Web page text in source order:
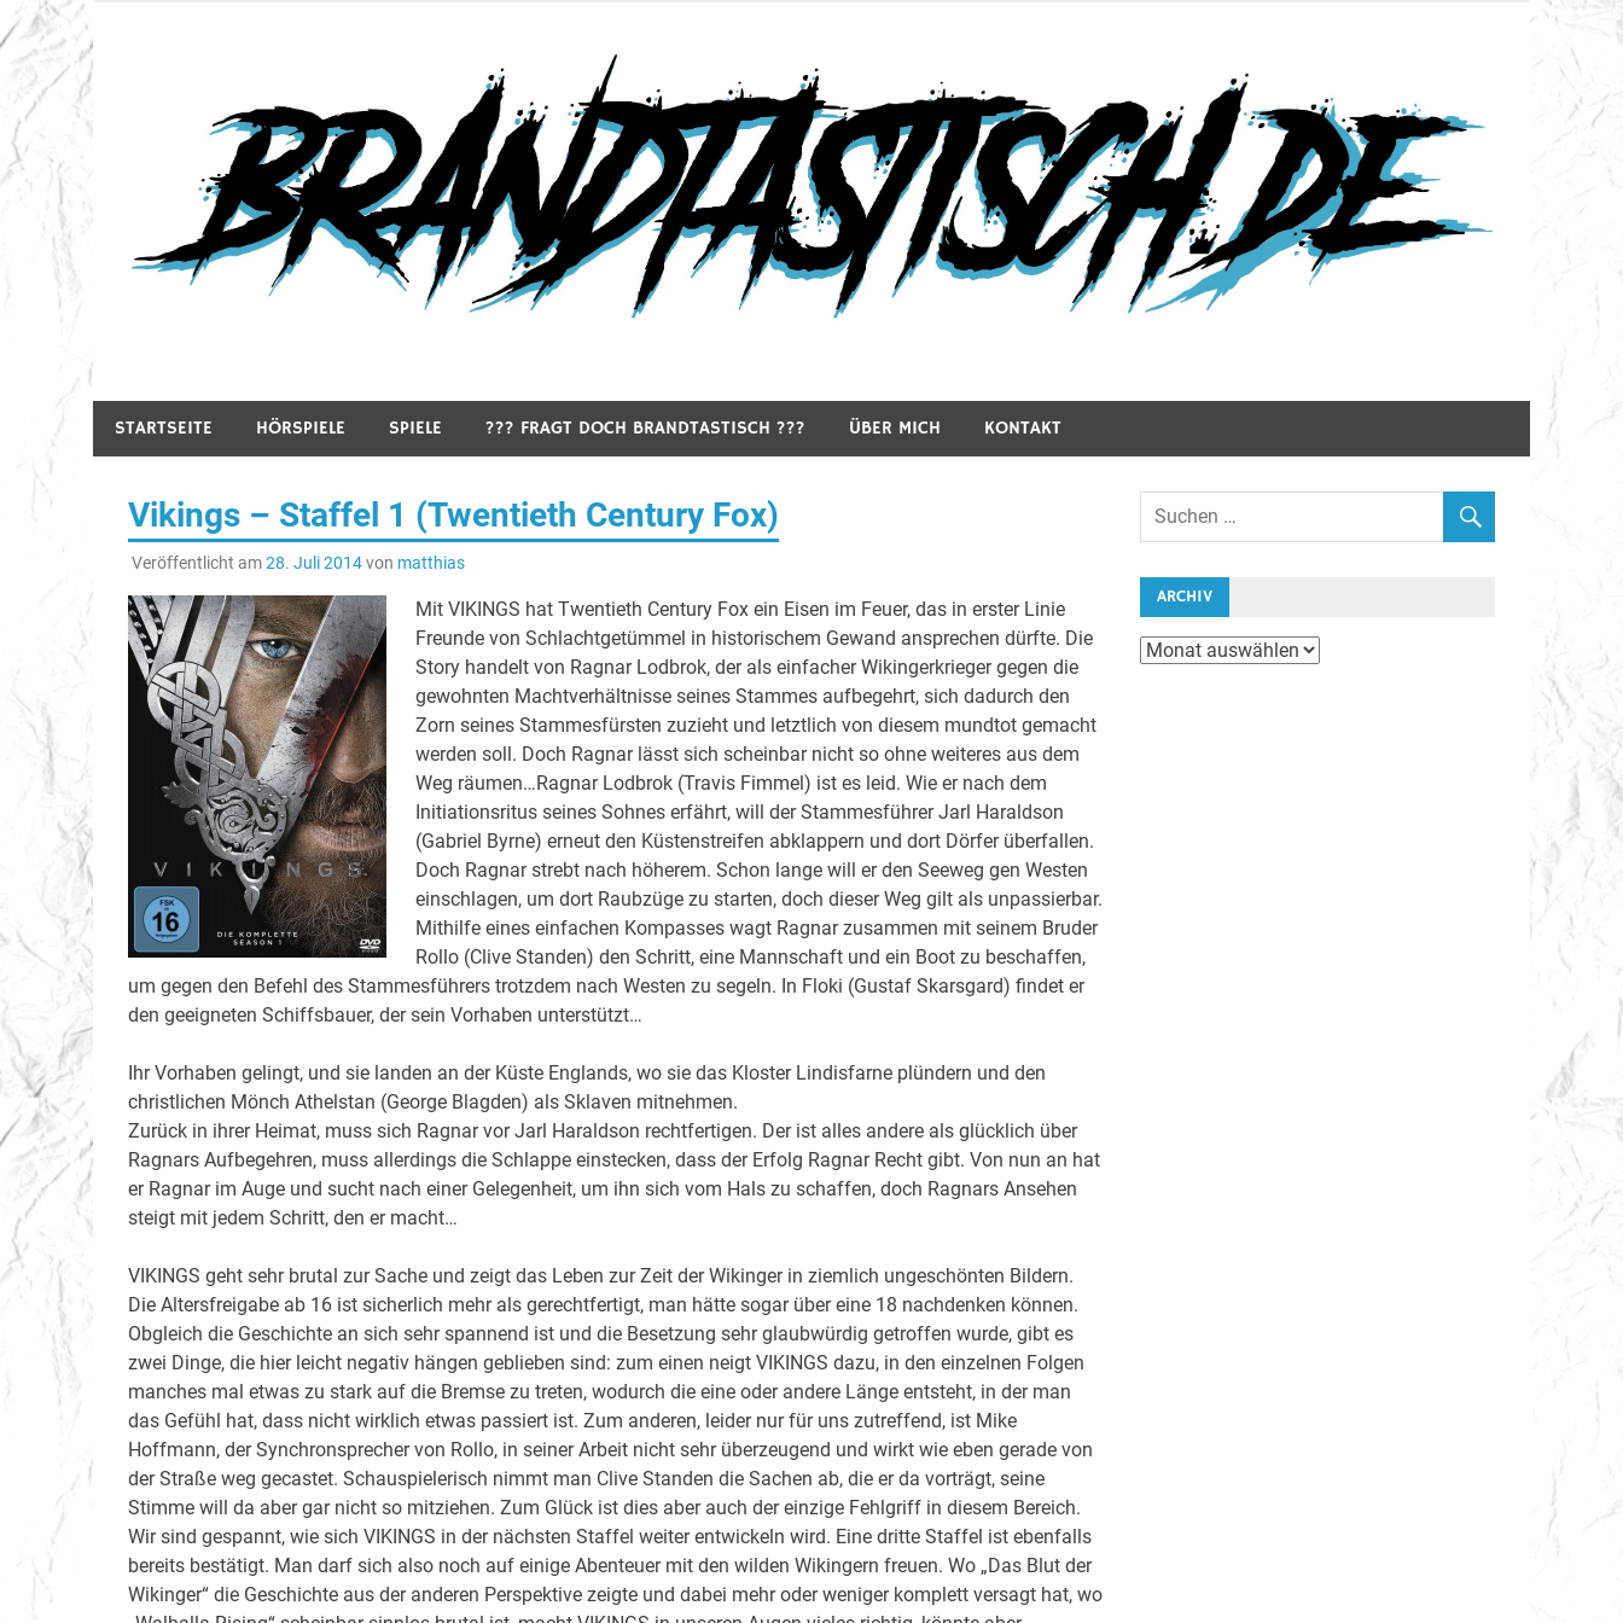
Inhalt
springen
STARTSEITE HÖRSPIELE SPIELE ??? FRAGT DOCH BRANDTASTISCH ??? ÜBER MICH KONTAKT
Vikings – Staffel 1 (Twentieth Century Fox)
Veröffentlicht am28. Juli 2014von matthias
Mit VIKINGS hat Twentieth Century Fox ein Eisen im Feuer, das in erster Linie
Freunde von Schlachtgetümmel in historischem Gewand ansprechen dürfte. Die
Story handelt von Ragnar Lodbrok, der als einfacher Wikingerkrieger gegen die
gewohnten Machtverhältnisse seines Stammes aufbegehrt, sich dadurch den
Zorn seines Stammesfürsten zuzieht und letztlich von diesem mundtot gemacht
werden soll. Doch Ragnar lässt sich scheinbar nicht so ohne weiteres aus dem
Weg räumen…Ragnar Lodbrok (Travis Fimmel) ist es leid. Wie er nach dem
Initiationsritus seines Sohnes erfährt, will der Stammesführer Jarl Haraldson
(Gabriel Byrne) erneut den Küstenstreifen abklappern und dort Dörfer überfallen.
Doch Ragnar strebt nach höherem. Schon lange will er den Seeweg gen Westen
einschlagen, um dort Raubzüge zu starten, doch dieser Weg gilt als unpassierbar.
Mithilfe eines einfachen Kompasses wagt Ragnar zusammen mit seinem Bruder
Rollo (Clive Standen) den Schritt, eine Mannschaft und ein Boot zu beschaffen,
um gegen den Befehl des Stammesführers trotzdem nach Westen zu segeln. In Floki (Gustaf Skarsgard) findet er
den geeigneten Schiffsbauer, der sein Vorhaben unterstützt…
Ihr Vorhaben gelingt, und sie landen an der Küste Englands, wo sie das Kloster Lindisfarne plündern und den
christlichen Mönch Athelstan (George Blagden) als Sklaven mitnehmen.
Zurück in ihrer Heimat, muss sich Ragnar vor Jarl Haraldson rechtfertigen. Der ist alles andere als glücklich über
Ragnars Aufbegehren, muss allerdings die Schlappe einstecken, dass der Erfolg Ragnar Recht gibt. Von nun an hat
er Ragnar im Auge und sucht nach einer Gelegenheit, um ihn sich vom Hals zu schaffen, doch Ragnars Ansehen
steigt mit jedem Schritt, den er macht…
VIKINGS geht sehr brutal zur Sache und zeigt das Leben zur Zeit der Wikinger in ziemlich ungeschönten Bildern.
Die Altersfreigabe ab 16 ist sicherlich mehr als gerechtfertigt, man hätte sogar über eine 18 nachdenken können.
Obgleich die Geschichte an sich sehr spannend ist und die Besetzung sehr glaubwürdig getroffen wurde, gibt es
zwei Dinge, die hier leicht negativ hängen geblieben sind: zum einen neigt VIKINGS dazu, in den einzelnen Folgen
manches mal etwas zu stark auf die Bremse zu treten, wodurch die eine oder andere Länge entsteht, in der man
das Gefühl hat, dass nicht wirklich etwas passiert ist. Zum anderen, leider nur für uns zutreffend, ist Mike
Hoffmann, der Synchronsprecher von Rollo, in seiner Arbeit nicht sehr überzeugend und wirkt wie eben gerade von
der Straße weg gecastet. Schauspielerisch nimmt man Clive Standen die Sachen ab, die er da vorträgt, seine
Stimme will da aber gar nicht so mitziehen. Zum Glück ist dies aber auch der einzige Fehlgriff in diesem Bereich.
Wir sind gespannt, wie sich VIKINGS in der nächsten Staffel weiter entwickeln wird. Eine dritte Staffel ist ebenfalls
bereits bestätigt. Man darf sich also noch auf einige Abenteuer mit den wilden Wikingern freuen. Wo „Das Blut der
Wikinger“ die Geschichte aus der anderen Perspektive zeigte und dabei mehr oder weniger komplett versagt hat, wo
ARCHIV
Archiv